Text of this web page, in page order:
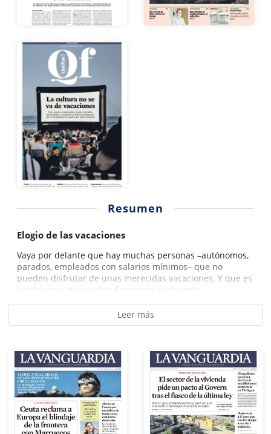
Resumen
Elogio de las vacaciones
Vaya por delante que hay muchas personas –autónomos,
parados, empleados con salarios mínimos– que no
pueden disfrutar de unas merecidas vacaciones. Y que es
posible que no puedan descansar ni durante...
Leer más